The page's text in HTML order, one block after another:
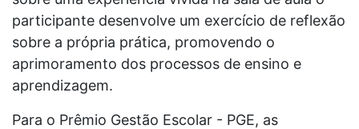
participante desenvolve um exercício de reflexão
sobre a própria prática, promovendo o
aprimoramento dos processos de ensino e
aprendizagem.
Para o Prêmio Gestão Escolar - PGE, as